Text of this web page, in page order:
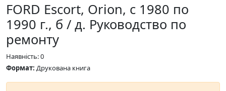
FORD Escort, Orion, с 1980 по
1990 г., б / д. Руководство по
ремонту
Наявність: 0
Формат: Друкована книга